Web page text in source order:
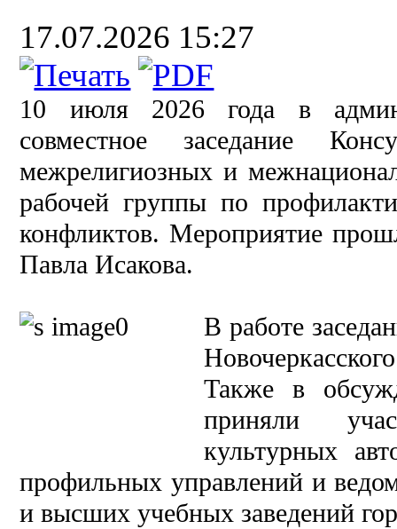
17.07.2026 15:27
10 июля 2026 года в
совместное заседание
межрелигиозных и
рабочей группы по
конфликтов. Мероприятие
Павла Исакова.
В работе
Также в
приняли
культурных
профильных управлений и
и высших учебных заведений